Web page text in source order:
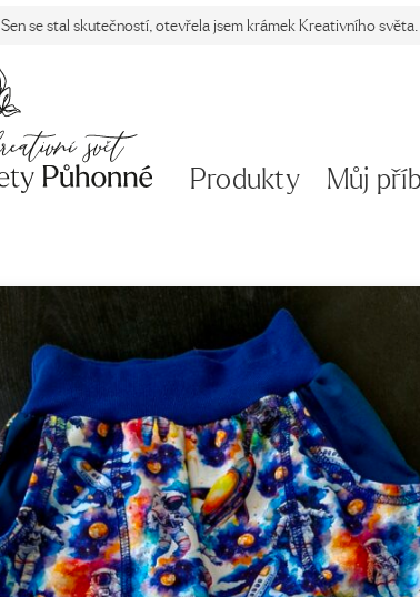
Sen se stal skutečností, otevřela jsem krámek Kreativního
Produkty Můj